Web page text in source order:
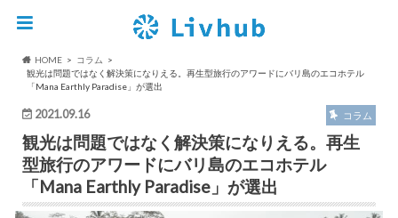
HOME
コラム
観光は問題ではなく解決策になりえる。再生型旅行のアワードにバリ島のエコホテル
「Mana Earthly Paradise」が選出
2021.09.16 コラム
観光は問題ではなく解決策になりえる。再生
型旅行のアワードにバリ島のエコホテル
「Mana Earthly Paradise」が選出